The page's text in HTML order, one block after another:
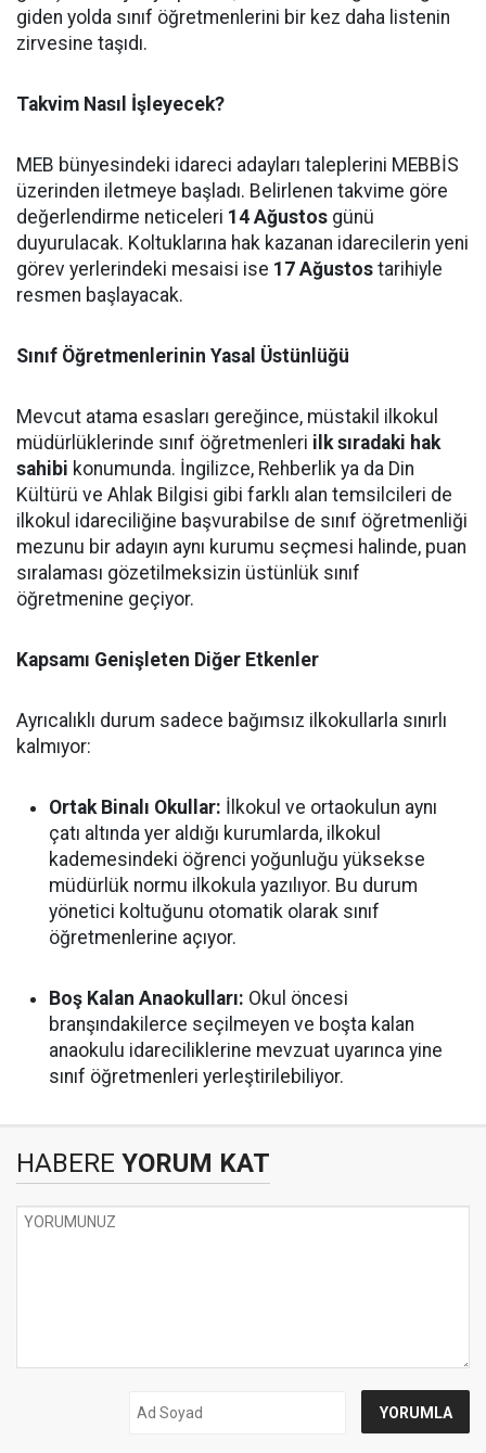
giden yolda sınıf öğretmenlerini bir kez daha listenin
zirvesine taşıdı.
Takvim Nasıl İşleyecek?
MEB bünyesindeki idareci adayları taleplerini MEBBİS
üzerinden iletmeye başladı. Belirlenen takvime göre
değerlendirme neticeleri 14 Ağustos günü
duyurulacak. Koltuklarına hak kazanan idarecilerin yeni
görev yerlerindeki mesaisi ise 17 Ağustos tarihiyle
resmen başlayacak.
Sınıf Öğretmenlerinin Yasal Üstünlüğü
Mevcut atama esasları gereğince, müstakil ilkokul
müdürlüklerinde sınıf öğretmenleri ilk sıradaki hak
sahibi konumunda. İngilizce, Rehberlik ya da Din
Kültürü ve Ahlak Bilgisi gibi farklı alan temsilcileri de
ilkokul idareciliğine başvurabilse de sınıf öğretmenliği
mezunu bir adayın aynı kurumu seçmesi halinde, puan
sıralaması gözetilmeksizin üstünlük sınıf
öğretmenine geçiyor.
Kapsamı Genişleten Diğer Etkenler
Ayrıcalıklı durum sadece bağımsız ilkokullarla sınırlı
kalmıyor:
Ortak Binalı Okullar: İlkokul ve ortaokulun aynı
çatı altında yer aldığı kurumlarda, ilkokul
kademesindeki öğrenci yoğunluğu yüksekse
müdürlük normu ilkokula yazılıyor. Bu durum
yönetici koltuğunu otomatik olarak sınıf
öğretmenlerine açıyor.
Boş Kalan Anaokulları: Okul öncesi
branşındakilerce seçilmeyen ve boşta kalan
anaokulu idareciliklerine mevzuat uyarınca yine
sınıf öğretmenleri yerleştirilebiliyor.
HABERE YORUM KAT